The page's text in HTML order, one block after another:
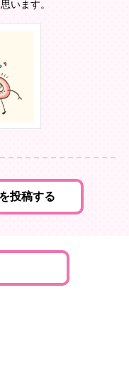
います。
投稿する